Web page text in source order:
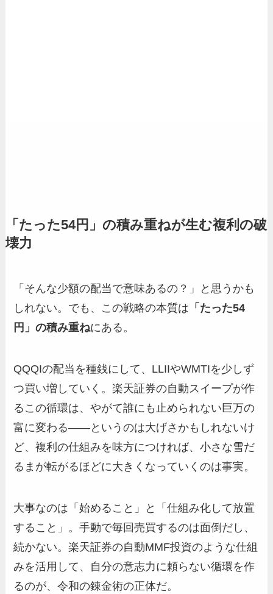
「たった54円」の積み重ねが生む複利の破
壊力
「そんな少額の配当で意味あるの？」と思うかも
しれない。でも、この戦略の本質は 「たった54
円」の積み重ねにある。
QQQIの配当を種銭にして、LLIIやWMTIを少しず
つ買い増していく。楽天証券の自動スイープが作
るこの循環は、やがて誰にも止められない巨万の
富に変わる——というのは大げさかもしれないけ
ど、複利の仕組みを味方につければ、小さな雪だ
るまが転がるほどに大きくなっていくのは事実。
大事なのは「始めること」と「仕組み化して放置
すること」。手動で毎回売買するのは面倒だし、
続かない。楽天証券の自動MMF投資のような仕組
みを活用して、自分の意志力に頼らない循環を作
るのが、令和の錬金術の正体だ。